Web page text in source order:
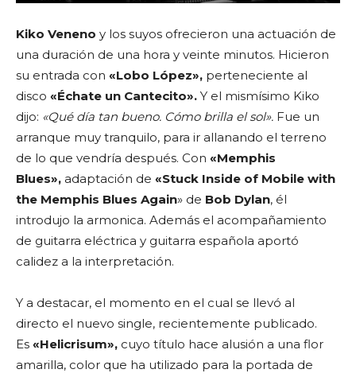
Kiko Veneno y los suyos ofrecieron una actuación de
una duración de una hora y veinte minutos. Hicieron
su entrada con «Lobo López», perteneciente al
disco «Échate un Cantecito». Y el mismísimo Kiko
dijo: «Qué día tan bueno. Cómo brilla el sol». Fue un
arranque muy tranquilo, para ir allanando el terreno
de lo que vendría después. Con «Memphis
Blues», adaptación de «Stuck Inside of Mobile with
the Memphis Blues Again» de Bob Dylan, él
introdujo la armonica. Además el acompañamiento
de guitarra eléctrica y guitarra española aportó
calidez a la interpretación.
Y a destacar, el momento en el cual se llevó al
directo el nuevo single, recientemente publicado.
Es «Helicrisum», cuyo título hace alusión a una flor
amarilla, color que ha utilizado para la portada de